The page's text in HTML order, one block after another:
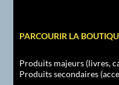
PARCOURIR LA
Produits majeurs (livres,
Produits secondaires